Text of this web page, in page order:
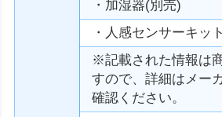
・加湿器(別売)
・人感センサーキッ
※記載された情報は
すので、詳細はメー
確認ください。